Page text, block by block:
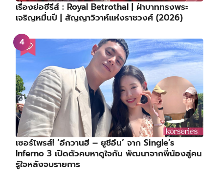
เรื่องย่อซีรีส์ : Royal Betrothal | ฝ่าบาททรงพระ
เจริญหมื่นปี | สัญญาวิวาห์แห่งราชวงศ์ (2026)
เซอร์ไพรส์! ‘อีกวานฮี – ยูชีอึน’ จาก Single’s
Inferno 3 เปิดตัวคบหาดูใจกัน พัฒนาจากพี่น้องสู่คน
รู้ใจหลังจบรายการ